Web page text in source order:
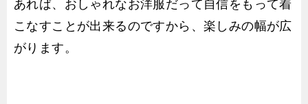
あれば、おしゃれなお洋服だって自信をもって着
こなすことが出来るのですから、楽しみの幅が広
がります。